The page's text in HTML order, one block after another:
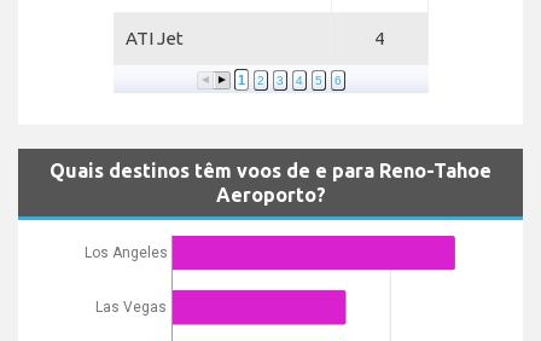
ATI Jet 4
1 2 3 4 5 6
Quais destinos têm voos de e para Reno-Tahoe
Aeroporto?
Los Angeles
Las Vegas